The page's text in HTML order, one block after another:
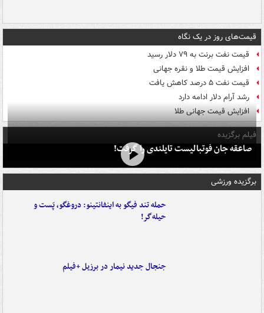
قیمت‌های روز در یک نگاه
قیمت نفت برنت به ۷۹ دلار رسید
افزایش قیمت طلا و نقره جهانی
قیمت نفت ۵ درصد کاهش یافت
رشد آرام دلار ادامه دارد
افزایش قیمت جهانی طلا
فیلم برگزیده
صاعقه جان فوتبالیست تایلندی را گرفت!
برگزیده ورزشی
حمله تند فیگو به اینفانتینو: دروغگو، پَست‌ و
حیله‌گر!
جنجال جدید نیمار در برزیل +فیلم